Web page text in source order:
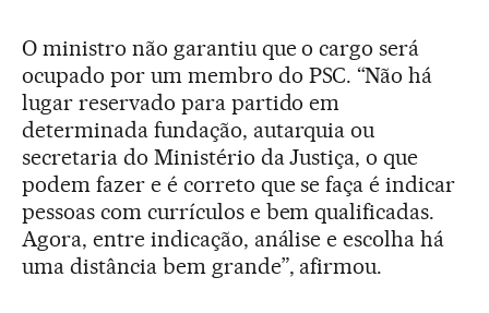
O ministro não garantiu que o cargo será
ocupado por um membro do PSC. “Não há
lugar reservado para partido em
determinada fundação, autarquia ou
secretaria do Ministério da Justiça, o que
podem fazer e é correto que se faça é indicar
pessoas com currículos e bem qualificadas.
Agora, entre indicação, análise e escolha há
uma distância bem grande”, afirmou.